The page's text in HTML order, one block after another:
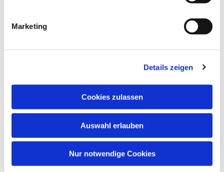
Marketing
Details zeigen
Cookies zulassen
Auswahl erlauben
Nur notwendige Cookies
Kontakt>Propsteikantorin Petra Denker